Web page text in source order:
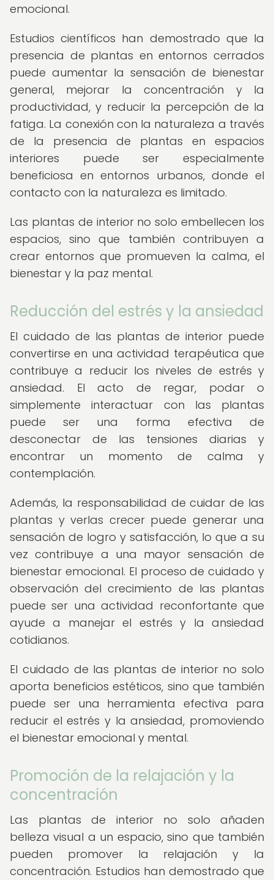
emocional.
Estudios científicos han demostrado que la
presencia de plantas en entornos cerrados
puede aumentar la sensación de bienestar
general, mejorar la concentración y la
productividad, y reducir la percepción de la
fatiga. La conexión con la naturaleza a través
de la presencia de plantas en espacios
interiores puede ser especialmente
beneficiosa en entornos urbanos, donde el
contacto con la naturaleza es limitado.
Las plantas de interior no solo embellecen los
espacios, sino que también contribuyen a
crear entornos que promueven la calma, el
bienestar y la paz mental.
Reducción del estrés y la ansiedad
El cuidado de las plantas de interior puede
convertirse en una actividad terapéutica que
contribuye a reducir los niveles de estrés y
ansiedad. El acto de regar, podar o
simplemente interactuar con las plantas
puede ser una forma efectiva de
desconectar de las tensiones diarias y
encontrar un momento de calma y
contemplación.
Además, la responsabilidad de cuidar de las
plantas y verlas crecer puede generar una
sensación de logro y satisfacción, lo que a su
vez contribuye a una mayor sensación de
bienestar emocional. El proceso de cuidado y
observación del crecimiento de las plantas
puede ser una actividad reconfortante que
ayude a manejar el estrés y la ansiedad
cotidianos.
El cuidado de las plantas de interior no solo
aporta beneficios estéticos, sino que también
puede ser una herramienta efectiva para
reducir el estrés y la ansiedad, promoviendo
el bienestar emocional y mental.
Promoción de la relajación y la
concentración
Las plantas de interior no solo añaden
belleza visual a un espacio, sino que también
pueden promover la relajación y la
concentración. Estudios han demostrado que